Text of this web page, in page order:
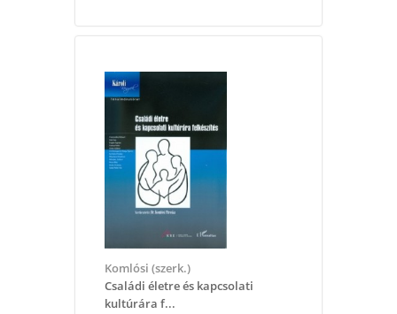
Komlósi (szerk.)
Családi életre és kapcsolati
kultúrára f...